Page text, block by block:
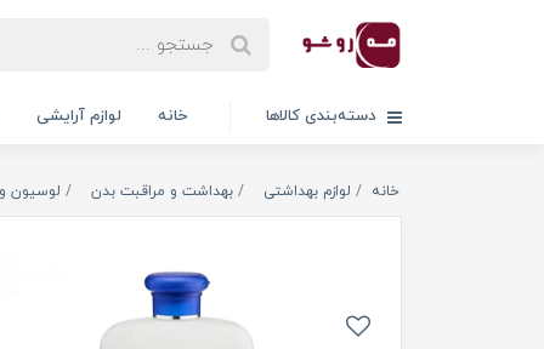
دسته‌بندی کالاها خانه لوازم آرایشی
خانه لوازم بهداشتی بهداشت و مراقبت بدن لوسیون